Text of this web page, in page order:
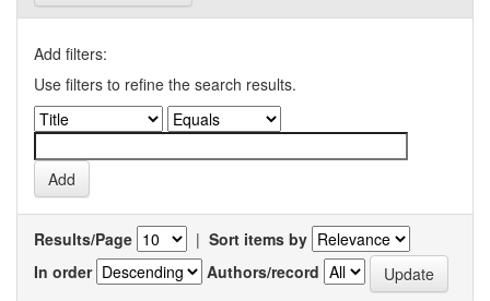
Add filters:
Use filters to refine the search results.
Results/Page | Sort items by
In order
Authors/record